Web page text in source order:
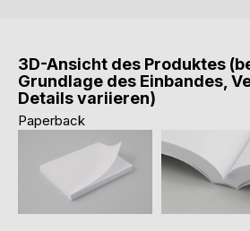
3D-Ansicht des Produktes
Grundlage des Einbandes,
Details variieren)
Paperback